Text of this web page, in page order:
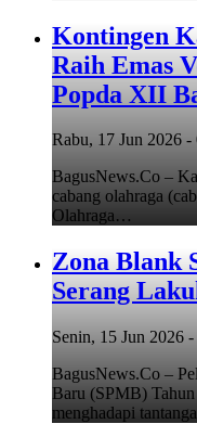
Kontingen
Raih Emas
Popda XII
Rabu, 17 Jun 2026
BagusNews.Co –
cabang olahraga
Olahraga…
Zona Blank
Serang
Senin, 15 Jun 2026
BagusNews.Co –
Baru (SPMB)
menghadapi